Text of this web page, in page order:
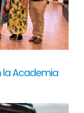
la Academia